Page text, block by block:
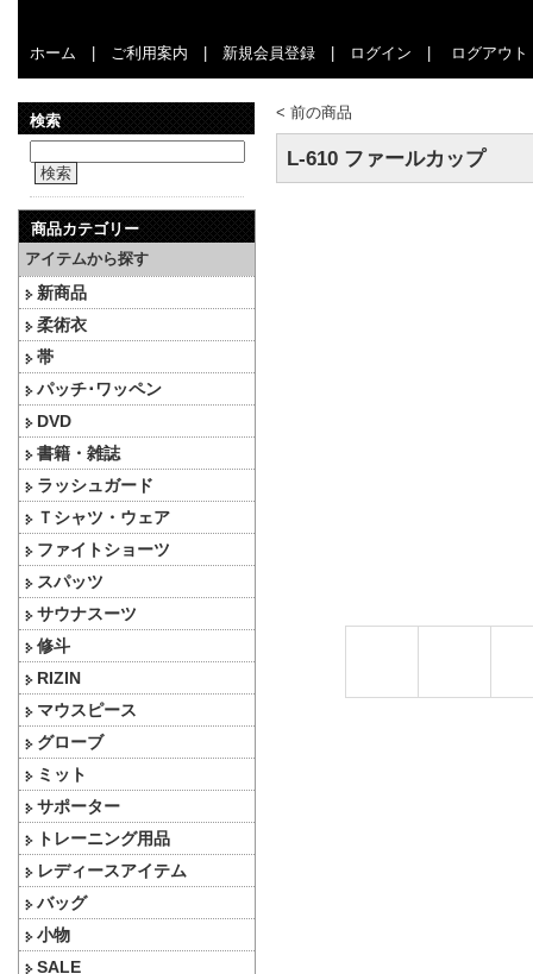
ホーム ご利用案内 新規会員登録 ログイン ログアウト
検索
検索
商品カテゴリー
アイテムから探す
新商品
柔術衣
帯
パッチ･ワッペン
DVD
書籍・雑誌
ラッシュガード
Ｔシャツ・ウェア
ファイトショーツ
スパッツ
サウナスーツ
修斗
RIZIN
マウスピース
グローブ
ミット
サポーター
トレーニング用品
レディースアイテム
バッグ
小物
SALE
< 前の商品
L-610 ファールカップ